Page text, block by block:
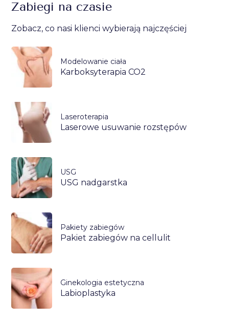
Zabiegi na czasie
Zobacz, co nasi klienci wybierają najczęściej
Modelowanie ciała
Karboksyterapia CO2
Laseroterapia
Laserowe usuwanie rozstępów
USG
USG nadgarstka
Pakiety zabiegów
Pakiet zabiegów na cellulit
Ginekologia estetyczna
Labioplastyka